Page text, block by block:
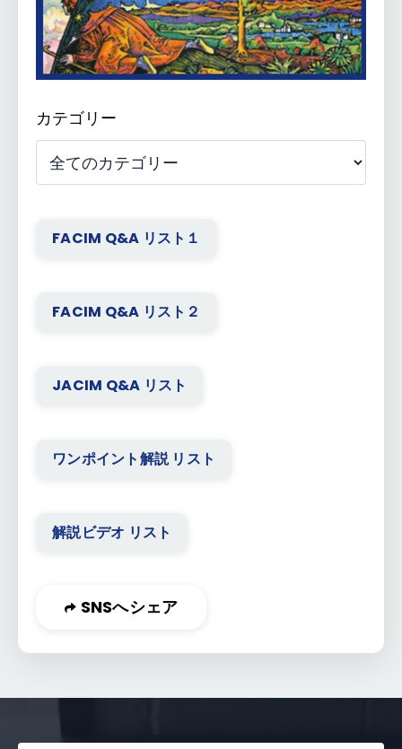
カテゴリー
FACIM Q&A リスト１
FACIM Q&A リスト２
JACIM Q&A リスト
ワンポイント解説 リスト
解説ビデオ リスト
SNSへシェア